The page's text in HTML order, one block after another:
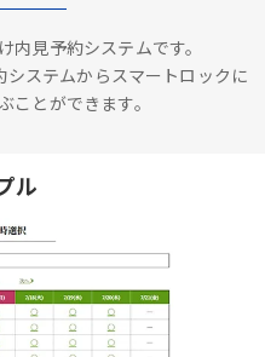
見予約システムです。
ステムからスマートロックに
とができます。
ル